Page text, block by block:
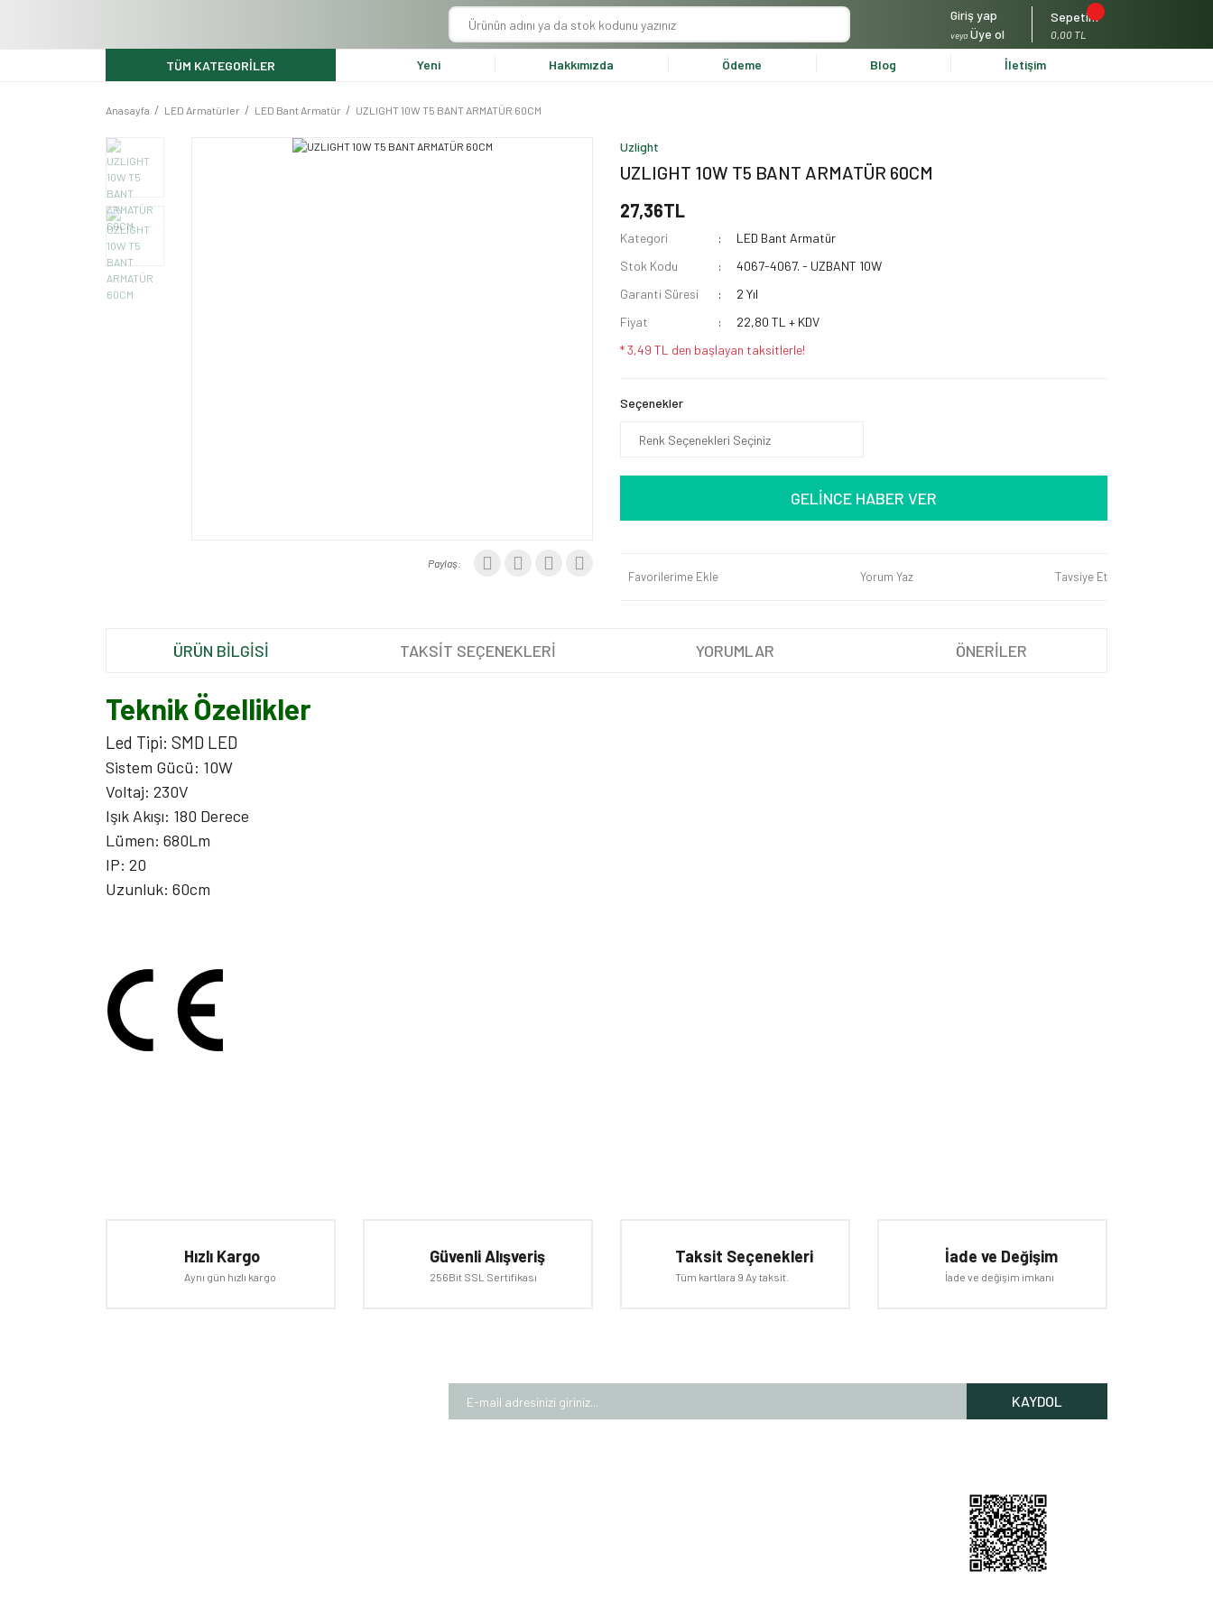
Giriş yap
veya Üye ol
Sepetim
0,00 TL
TÜM KATEGORİLER Yeni Hakkımızda Ödeme Blog İletişim
Anasayfa LED Armatürler LED Bant Armatür UZLIGHT 10W T5 BANT ARMATÜR 60CM
Paylaş:
Uzlight
UZLIGHT 10W T5 BANT ARMATÜR 60CM
27,36TL
Kategori
LED Bant Armatür
Stok Kodu
4067-4067. - UZBANT 10W
Garanti Süresi
2 Yıl
Fiyat
22,80 TL + KDV
* 3,49 TL den başlayan taksitlerle!
Seçenekler
GELİNCE HABER VER
Favorilerime Ekle Yorum Yaz Tavsiye Et
ÜRÜN BİLGİSİ TAKSİT SEÇENEKLERİ YORUMLAR ÖNERİLER
Teknik Özellikler
Led Tipi: SMD LED
Sistem Gücü: 10W
Voltaj: 230V
Işık Akışı: 180 Derece
Lümen: 680Lm
IP: 20
Uzunluk: 60cm
Ürün resmi kalitesiz, bozuk veya görüntülenemiyor.
Ürün açıklamasında eksik bilgiler bulunuyor.
Hızlı Kargo
Aynı gün hızlı kargo
Güvenli Alışveriş
256Bit SSL Sertifikası
Taksit Seçenekleri
Tüm kartlara 9 Ay taksit.
İade ve Değişim
İade ve değişim imkanı
KAYDOL